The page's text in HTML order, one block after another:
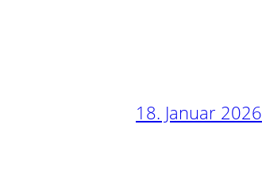
18. Januar 2026